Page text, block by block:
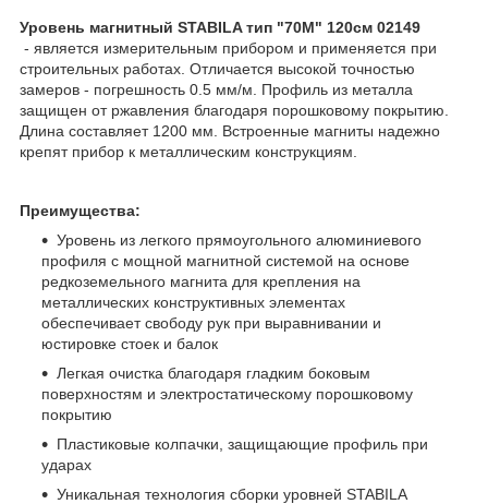
Уровень магнитный STABILA тип "70М" 120см 02149​
- является измерительным прибором и применяется при
строительных работах. Отличается высокой точностью
замеров - погрешность 0.5 мм/м. Профиль из металла
защищен от ржавления благодаря порошковому покрытию.
Длина составляет 1200 мм. Встроенные магниты надежно
крепят прибор к металлическим конструкциям.
Преимущества:
Уровень из легкого прямоугольного алюминиевого
профиля с мощной магнитной системой на основе
редкоземельного магнита для крепления на
металлических конструктивных элементах
обеспечивает свободу рук при выравнивании и
юстировке стоек и балок
Легкая очистка благодаря гладким боковым
поверхностям и электростатическому порошковому
покрытию
Пластиковые колпачки, защищающие профиль при
ударах
Уникальная технология сборки уровней STABILA